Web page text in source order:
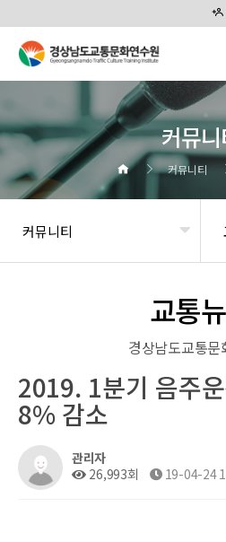
커뮤
커뮤니티
커뮤니티
교통
경상남도교통문
2019. 1분기 음주
8% 감소
관리자
26,993회
19-04-24